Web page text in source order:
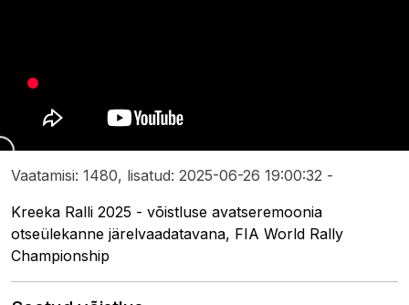
Vaatamisi: 1480, lisatud: 2025-06-26 19:00:32 -
Kreeka Ralli 2025 - võistluse avatseremoonia
otseülekanne järelvaadatavana, FIA World Rally
Championship